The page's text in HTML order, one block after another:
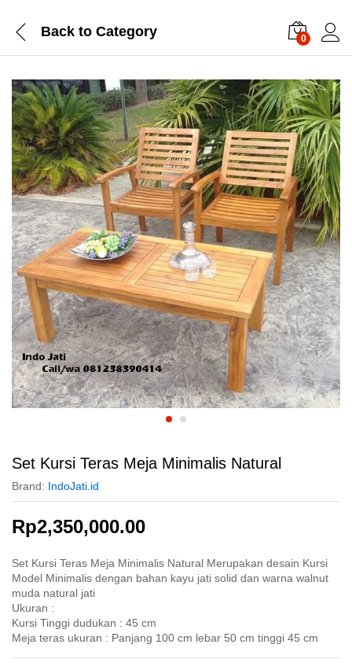
Back to Category 0
Set Kursi Teras Meja Minimalis Natural
Brand: IndoJati.id
Rp2,350,000.00
Set Kursi Teras Meja Minimalis Natural Merupakan desain Kursi
Model Minimalis dengan bahan kayu jati solid dan warna walnut
muda natural jati
Ukuran :
Kursi Tinggi dudukan : 45 cm
Meja teras ukuran : Panjang 100 cm lebar 50 cm tinggi 45 cm